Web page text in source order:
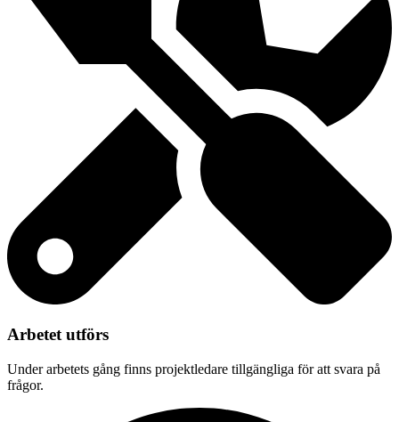
Arbetet utförs
Under arbetets gång finns projektledare tillgängliga för att svara på
frågor.